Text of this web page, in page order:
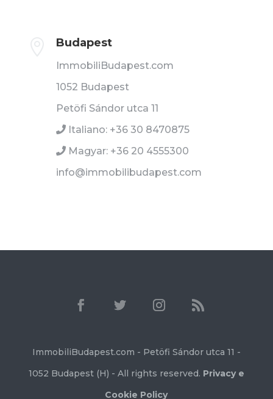
Budapest
ImmobiliBudapest.com
1052 Budapest
Petöfi Sándor utca 11
Italiano: +36 30 8470875
Magyar: +36 20 4555300
info@immobilibudapest.com
ImmobiliBudapest.com - Petöfi Sándor utca 11 -
1052 Budapest (H) - All rights reserved. Privacy e
Cookie Policy